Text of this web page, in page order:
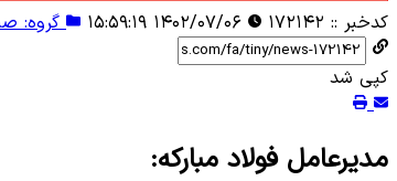
کدخبر :: ۱۷۲۱۴۲ گروه:
کپی شد
مدیرعامل فولاد مبارکه: